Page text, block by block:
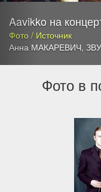
Aavikko на
Фото / Источник
Анна МАКАРЕВИЧ,
Фото в